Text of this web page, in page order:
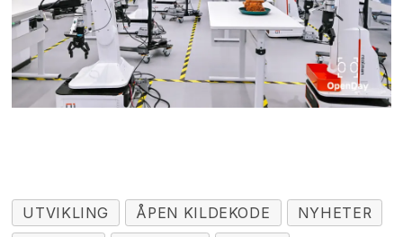
UTVIKLING ÅPEN KILDEKODE
NYHETER